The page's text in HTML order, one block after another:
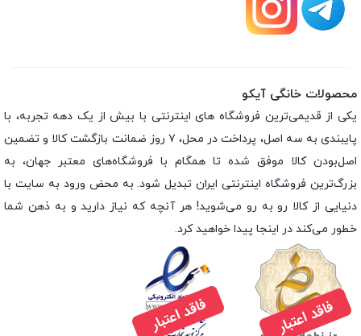
محصولات خانگی آیکو
یکی از قدیمی‌ترین فروشگاه های اینترنتی با بیش از یک دهه تجربه، با
پایبندی به سه اصل، پرداخت در محل، ۷ روز ضمانت بازگشت کالا و تضمین
اصل‌بودن کالا موفق شده تا همگام با فروشگاه‌های معتبر جهان، به
بزرگ‌ترین فروشگاه اینترنتی ایران تبدیل شود. به محض ورود به سایت با
دنیایی از کالا رو به رو می‌شوید! هر آنچه که نیاز دارید و به ذهن شما
خطور می‌کند در اینجا پیدا خواهید کرد.